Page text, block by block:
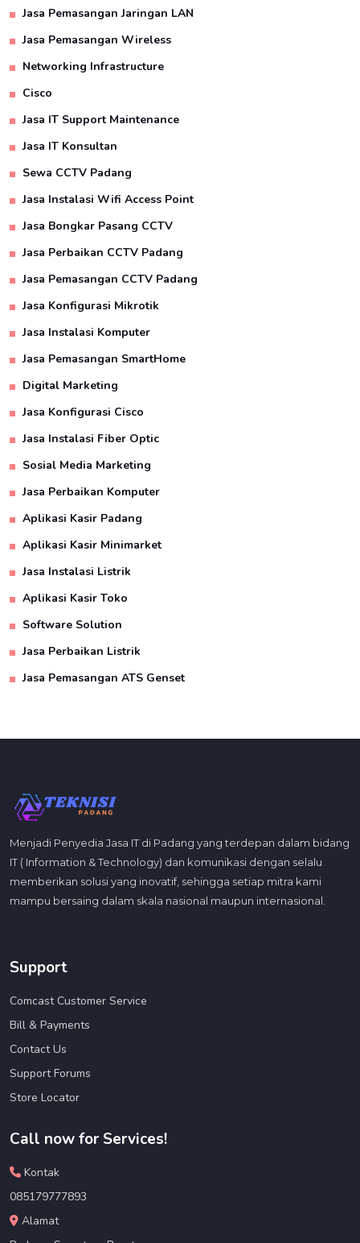
Jasa Pemasangan Jaringan LAN
Jasa Pemasangan Wireless
Networking Infrastructure
Cisco
Jasa IT Support Maintenance
Jasa IT Konsultan
Sewa CCTV Padang
Jasa Instalasi Wifi Access Point
Jasa Bongkar Pasang CCTV
Jasa Perbaikan CCTV Padang
Jasa Pemasangan CCTV Padang
Jasa Konfigurasi Mikrotik
Jasa Instalasi Komputer
Jasa Pemasangan SmartHome
Digital Marketing
Jasa Konfigurasi Cisco
Jasa Instalasi Fiber Optic
Sosial Media Marketing
Jasa Perbaikan Komputer
Aplikasi Kasir Padang
Aplikasi Kasir Minimarket
Jasa Instalasi Listrik
Aplikasi Kasir Toko
Software Solution
Jasa Perbaikan Listrik
Jasa Pemasangan ATS Genset
Menjadi Penyedia Jasa IT di Padang yang terdepan dalam bidang
IT ( Information & Technology) dan komunikasi dengan selalu
memberikan solusi yang inovatif, sehingga setiap mitra kami
mampu bersaing dalam skala nasional maupun internasional.
Support
Comcast Customer Service
Bill & Payments
Contact Us
Support Forums
Store Locator
Call now for Services!
Kontak
085179777893
Alamat